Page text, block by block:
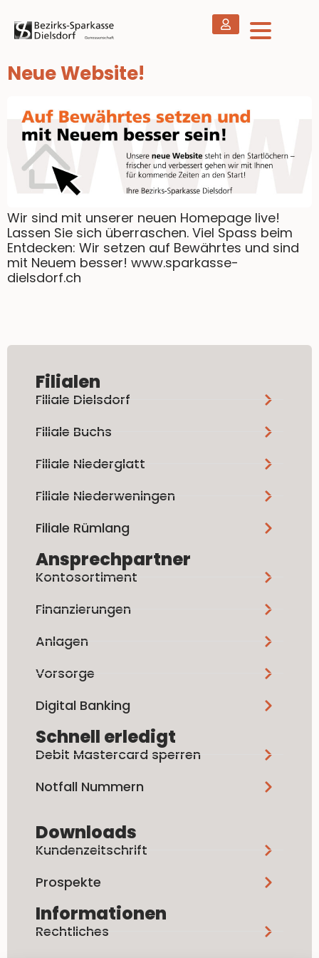
Neue Website!
Wir sind mit unserer neuen Homepage live!
Lassen Sie sich überraschen. Viel Spass beim
Entdecken: Wir setzen auf Bewährtes und sind
mit Neuem besser! www.sparkasse-
dielsdorf.ch
Filialen
Filiale Dielsdorf
Filiale Buchs
Filiale Niederglatt
Filiale Niederweningen
Filiale Rümlang
Ansprechpartner
Kontosortiment
Finanzierungen
Anlagen
Vorsorge
Digital Banking
Schnell erledigt
Debit Mastercard sperren
Notfall Nummern
Downloads
Kundenzeitschrift
Prospekte
Informationen
Rechtliches